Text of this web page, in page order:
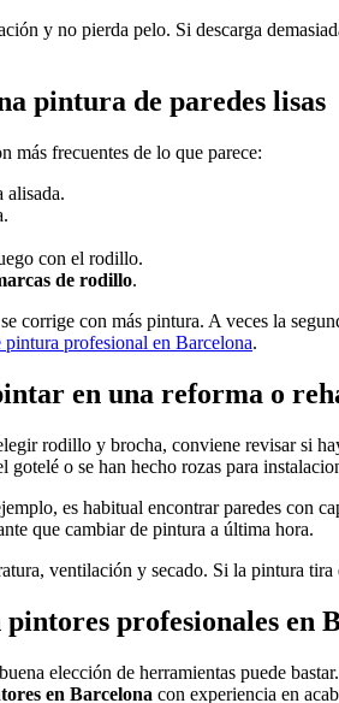
y no pierda pelo. Si descarga
pintura de paredes lisas
más frecuentes de lo que parece:
alisada.
con el rodillo.
de rodillo.
corrige con más pintura. A veces la
pintura profesional en Barcelona.
en una reforma o
rodillo y brocha, conviene revisar si
o se han hecho rozas para
es habitual encontrar paredes con
que cambiar de pintura a última hora.
ventilación y secado. Si la pintura tira
profesionales en
elección de herramientas puede
en Barcelona con experiencia en